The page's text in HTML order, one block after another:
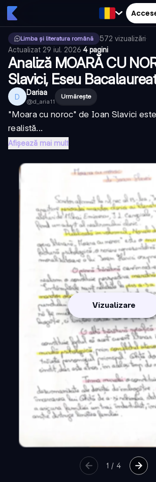
Limba și literatura română 572 vizualizări·
Actualizat 29 iul. 2026·4 pagini
Analiză MOARĂ CU
Slavici, Eseu
D Dariaa
@d_aria11
Urmărește
"Moara cu noroc" de Ioan Slavici
realistă...
Afișează mai mult
Vizualizare
1 /4